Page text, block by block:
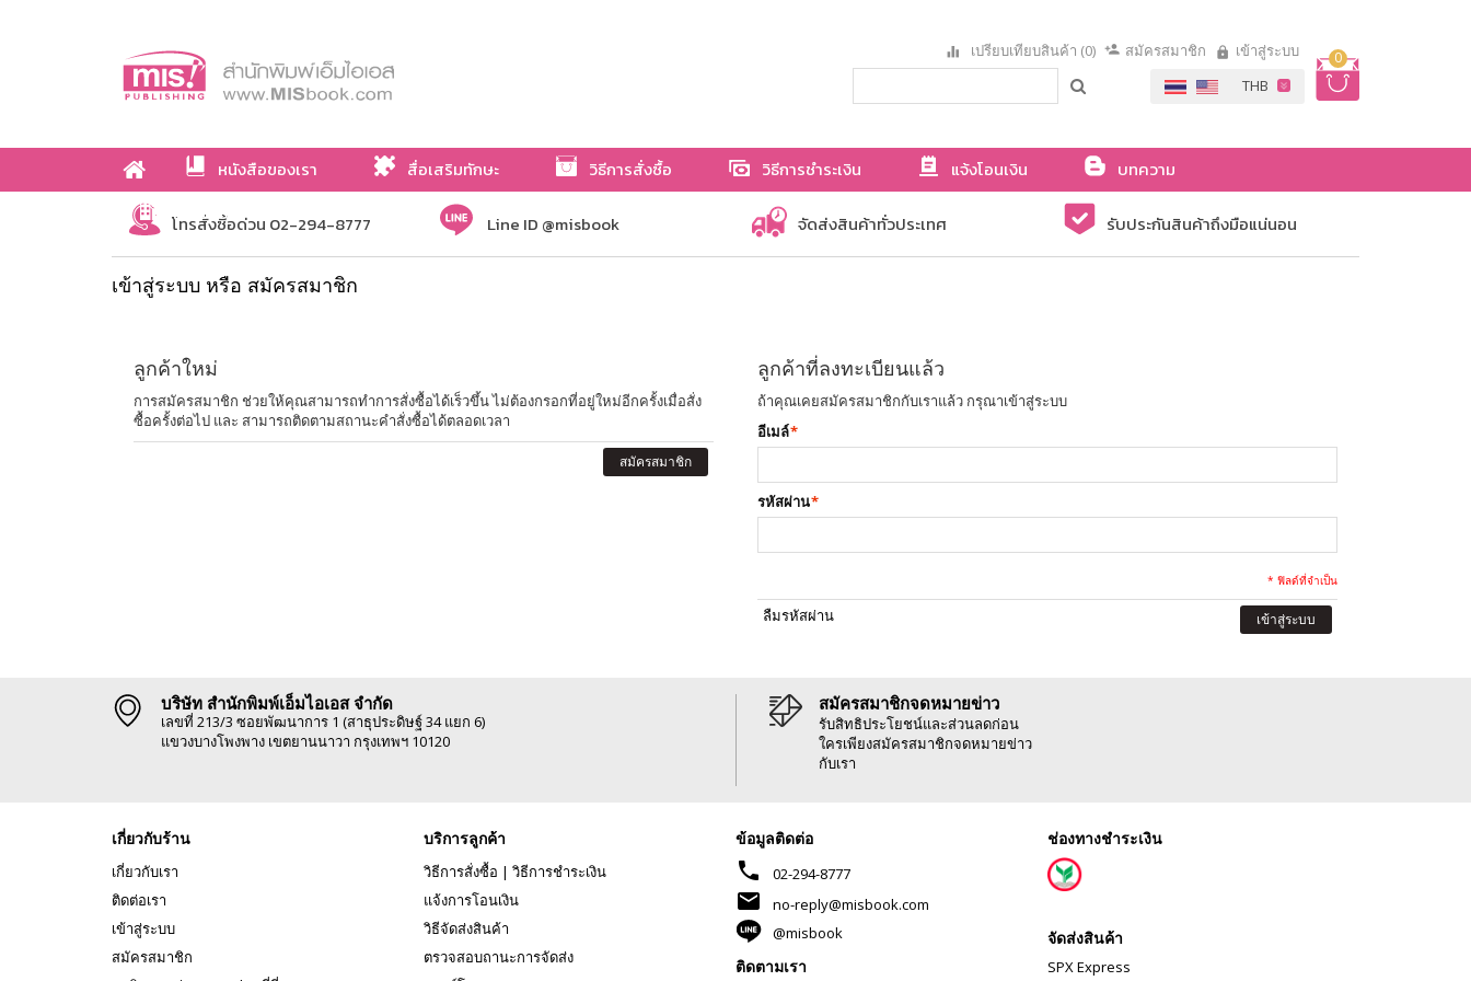
0
เปรียบเทียบสินค้า (0) สมัครสมาชิก เข้าสู่ระบบ
หนังสือของเรา สื่อเสริมทักษะ วิธีการสั่งซื้อ วิธีการชำระเงิน แจ้งโอนเงิน
บทความ
เกี่ยวกับเรา
โทรสั่งซื้อด่วน 02-294-8777 Line ID @misbook จัดส่งสินค้าทั่วประเทศ รับประกันสินค้าถึงมือแน่นอน
เข้าสู่ระบบ หรือ สมัครสมาชิก
ลูกค้าใหม่
การสมัครสมาชิก ช่วยให้คุณสามารถทำการสั่งซื้อได้เร็วขึ้น ไม่ต้องกรอกที่อยู่ใหม่อีกครั้งเมื่อสั่ง
ซื้อครั้งต่อไป และ สามารถติดตามสถานะคำสั่งซื้อได้ตลอดเวลา
สมัครสมาชิก
ลูกค้าที่ลงทะเบียนแล้ว
ถ้าคุณเคยสมัครสมาชิกกับเราแล้ว กรุณาเข้าสู่ระบบ
*
อีเมล์
*
รหัสผ่าน
* ฟิลด์ที่จำเป็น
ลืมรหัสผ่าน เข้าสู่ระบบ
บริษัท สำนักพิมพ์เอ็มไอเอส จำกัด
เลขที่ 213/3 ซอยพัฒนาการ 1 (สาธุประดิษฐ์ 34 แยก 6)
แขวงบางโพงพาง เขตยานนาวา กรุงเทพฯ 10120
สมัครสมาชิกจดหมายข่าว
รับสิทธิประโยชน์และส่วนลดก่อน
ใครเพียงสมัครสมาชิกจดหมายข่าว
กับเรา
เกี่ยวกับร้าน
เกี่ยวกับเรา
ติดต่อเรา
เข้าสู่ระบบ
สมัครสมาชิก
บริการลูกค้า
วิธีการสั่งซื้อ | วิธีการชำระเงิน
แจ้งการโอนเงิน
วิธีจัดส่งสินค้า
ตรวจสอบถานะการจัดส่ง
ข้อมูลติดต่อ
phone 02-294-8777
mail
no-reply@misbook.com
@misbook
ติดตามเรา
ช่องทางชำระเงิน
จัดส่งสินค้า
SPX Express